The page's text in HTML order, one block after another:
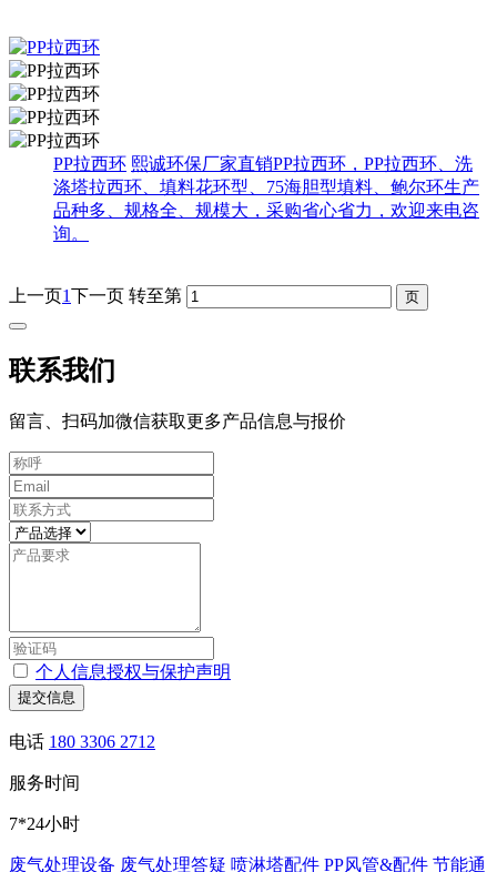
PP拉西环 熙诚环保厂家直销PP拉西环，PP拉西环、洗
涤塔拉西环、填料花环型、75海胆型填料、鲍尔环生产
品种多、规格全、规模大，采购省心省力，欢迎来电咨
询。
上一页1下一页 转至第
联系我们
留言、扫码加微信获取更多产品信息与报价
个人信息授权与保护声明
提交信息
电话 180 3306 2712
服务时间
7*24小时
废气处理设备 废气处理答疑 喷淋塔配件 PP风管&配件 节能通